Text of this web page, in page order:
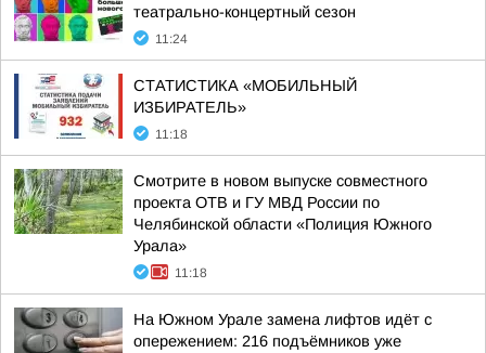
театрально-концертный сезон
11:24
СТАТИСТИКА «МОБИЛЬНЫЙ
ИЗБИРАТЕЛЬ»
11:18
Смотрите в новом выпуске совместного
проекта ОТВ и ГУ МВД России по
Челябинской области «Полиция Южного
Урала»
11:18
На Южном Урале замена лифтов идёт с
опережением: 216 подъёмников уже